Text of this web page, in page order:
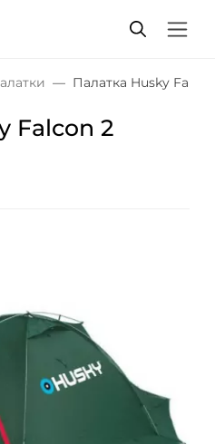
Палатка Husky
Falcon 2